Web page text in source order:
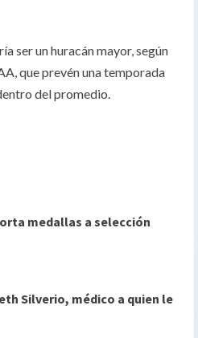
ser un huracán mayor, según
que prevén una temporada
del promedio.
medallas a selección
Silverio, médico a quien le